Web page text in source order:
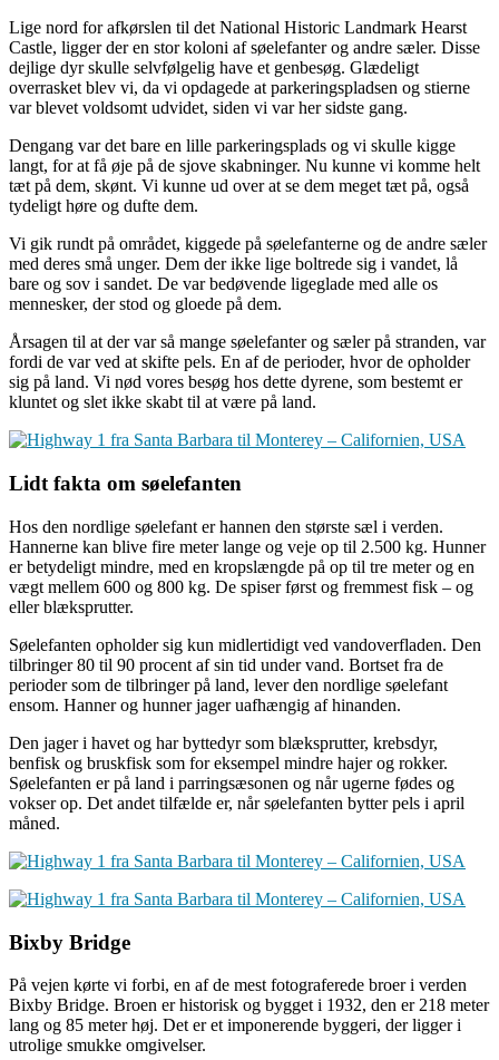
Lige nord for afkørslen til det National Historic Landmark Hearst
Castle, ligger der en stor koloni af søelefanter og andre sæler. Disse
dejlige dyr skulle selvfølgelig have et genbesøg. Glædeligt
overrasket blev vi, da vi opdagede at parkeringspladsen og stierne
var blevet voldsomt udvidet, siden vi var her sidste gang.
Dengang var det bare en lille parkeringsplads og vi skulle kigge
langt, for at få øje på de sjove skabninger. Nu kunne vi komme helt
tæt på dem, skønt. Vi kunne ud over at se dem meget tæt på, også
tydeligt høre og dufte dem.
Vi gik rundt på området, kiggede på søelefanterne og de andre sæler
med deres små unger. Dem der ikke lige boltrede sig i vandet, lå
bare og sov i sandet. De var bedøvende ligeglade med alle os
mennesker, der stod og gloede på dem.
Årsagen til at der var så mange søelefanter og sæler på stranden, var
fordi de var ved at skifte pels. En af de perioder, hvor de opholder
sig på land. Vi nød vores besøg hos dette dyrene, som bestemt er
kluntet og slet ikke skabt til at være på land.
Lidt fakta om søelefanten
Hos den nordlige søelefant er hannen den største sæl i verden.
Hannerne kan blive fire meter lange og veje op til 2.500 kg. Hunner
er betydeligt mindre, med en kropslængde på op til tre meter og en
vægt mellem 600 og 800 kg. De spiser først og fremmest fisk – og
eller blæksprutter.
Søelefanten opholder sig kun midlertidigt ved vandoverfladen. Den
tilbringer 80 til 90 procent af sin tid under vand. Bortset fra de
perioder som de tilbringer på land, lever den nordlige søelefant
ensom. Hanner og hunner jager uafhængig af hinanden.
Den jager i havet og har byttedyr som blæksprutter, krebsdyr,
benfisk og bruskfisk som for eksempel mindre hajer og rokker.
Søelefanten er på land i parringsæsonen og når ugerne fødes og
vokser op. Det andet tilfælde er, når søelefanten bytter pels i april
måned.
Bixby Bridge
På vejen kørte vi forbi, en af de mest fotograferede broer i verden
Bixby Bridge. Broen er historisk og bygget i 1932, den er 218 meter
lang og 85 meter høj. Det er et imponerende byggeri, der ligger i
utrolige smukke omgivelser.